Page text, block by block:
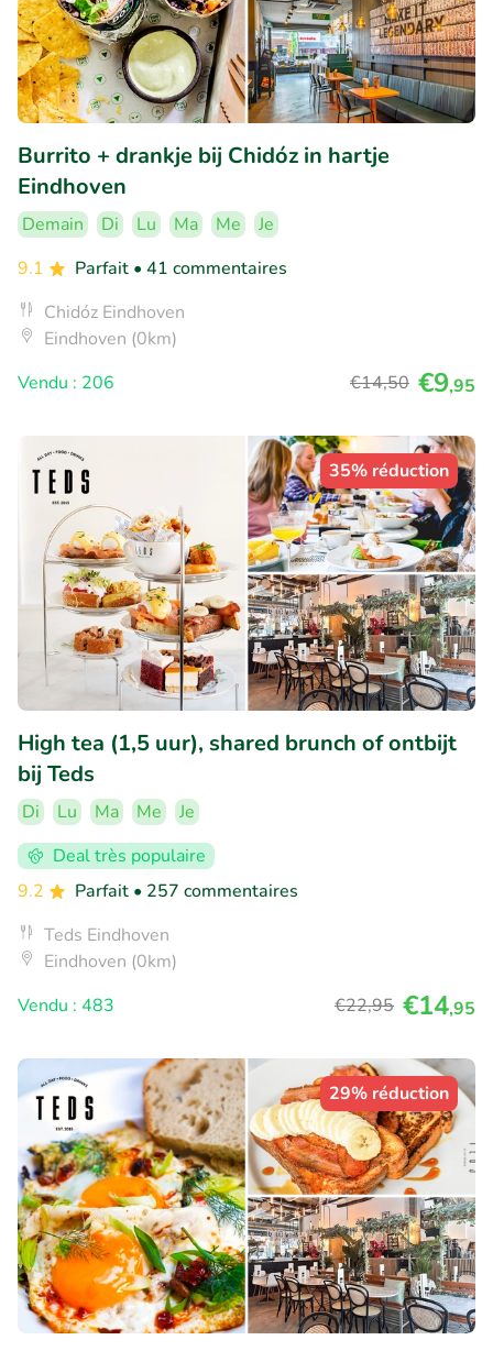
Burrito + drankje bij Chidóz in hartje
Eindhoven
Demain Di Lu Ma Me
Je
9.1
Parfait • 41 commentaires
Chidóz Eindhoven
Eindhoven (0km)
Vendu : 206
€14,50 €9,95
35% réduction
High tea (1,5 uur), shared brunch of ontbijt
bij Teds
Di Lu Ma Me
Je
Deal très populaire
9.2
Parfait • 257 commentaires
Teds Eindhoven
Eindhoven (0km)
Vendu : 483
€22,95 €14,95
29% réduction